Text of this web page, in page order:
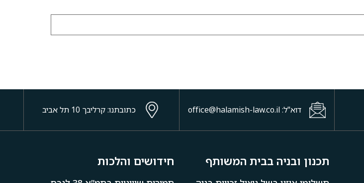
דוא"ל: office@halamish-law.co.il כתובתנו: קרליבך 10 תל אביב
תכנון ובניה בבית המשותף חידושים והלכות